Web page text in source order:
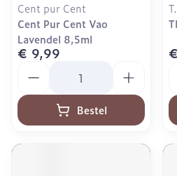
Cent pur Cent
Cent Pur Cent Vao
Lavendel 8,5ml
€ 9,99
Bestel